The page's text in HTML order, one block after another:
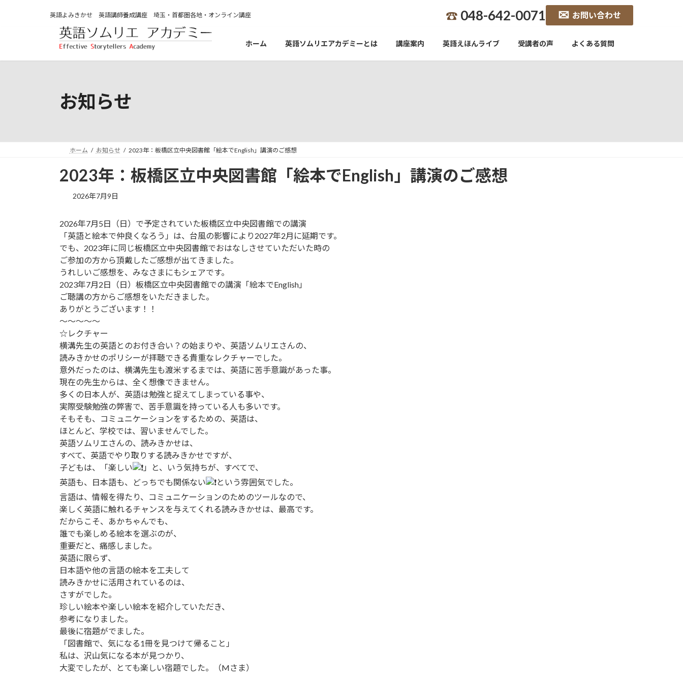
英語よみきかせ 英語講師養成講座 埼玉・首都圏各地・オンライン講座 048-642-0071
お問い合わせ
プ
動
ホーム 英語ソムリエアカデミーとは 講座案内 英語えほんライブ 受講者の声 よくある質問
お知らせ
ホーム お知らせ 2023年：板橋区立中央図書館「絵本でEnglish」講演のご感想
2023年：板橋区立中央図書館「絵本でEnglish」講演のご感想
最
新
日
時
:
2026年7月9日
2026年7月5日（日）で予定されていた板橋区立中央図書館での講演
「英語と絵本で仲良くなろう」は、台風の影響により2027年2月に延期です。
でも、2023年に同じ板橋区立中央図書館でおはなしさせていただいた時の
ご参加の方から頂戴したご感想が出てきました。
うれしいご感想を、みなさまにもシェアです。
2023年7月2日（日）板橋区立中央図書館での講演「絵本でEnglish」
ご聴講の方からご感想をいただきました。
ありがとうございます！！
～～～～～
☆レクチャー
横溝先生の英語とのお付き合い？の始まりや、英語ソムリエさんの、
読みきかせのポリシーが拝聴できる貴重なレクチャーでした。
意外だったのは、横溝先生も渡米するまでは、英語に苦手意識があった事。
現在の先生からは、全く想像できません。
多くの日本人が、英語は勉強と捉えてしまっている事や、
実際受験勉強の弊害で、苦手意識を持っている人も多いです。
そもそも、コミュニケーションをするための、英語は、
ほとんど、学校では、習いませんでした。
英語ソムリエさんの、読みきかせは、
すべて、英語でやり取りする読みきかせですが、
子どもは、「楽しい
」と、いう気持ちが、すべてで、
英語も、日本語も、どっちでも関係ない
という雰囲気でした。
言語は、情報を得たり、コミュニケーションのためのツールなので、
楽しく英語に触れるチャンスを与えてくれる読みきかせは、最高です。
だからこそ、あかちゃんでも、
誰でも楽しめる絵本を選ぶのが、
重要だと、痛感しました。
英語に限らず、
日本語や他の言語の絵本を工夫して
読みきかせに活用されているのは、
さすがでした。
珍しい絵本や楽しい絵本を紹介していただき、
参考になりました。
最後に宿題がでました。
「図書館で、気になる1冊を見つけて帰ること」
私は、沢山気になる本が見つかり、
大変でしたが、とても楽しい宿題でした。（Mさま）